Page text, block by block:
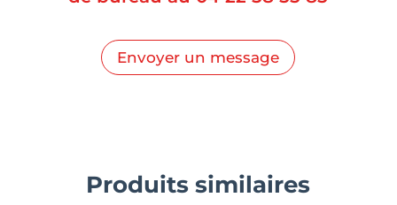
Envoyer un message
Produits similaires